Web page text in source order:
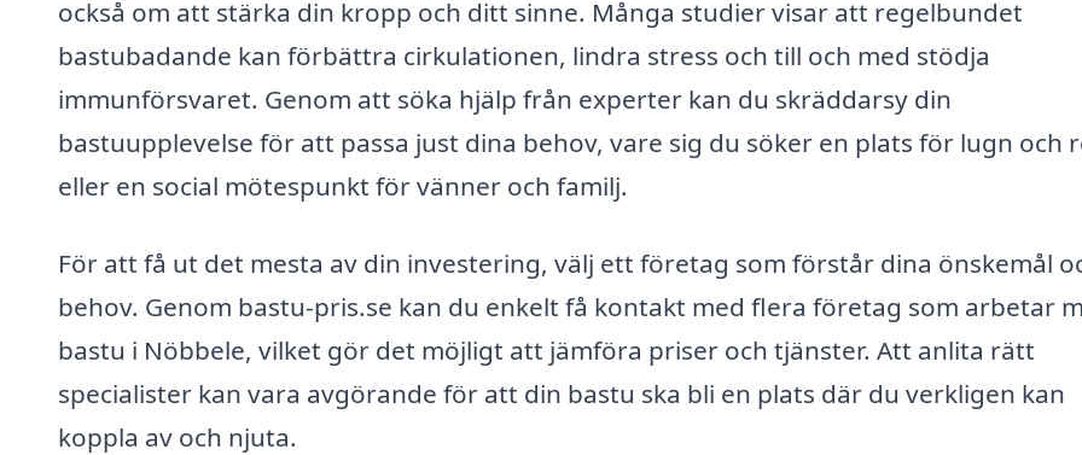
också om att stärka din kropp och ditt sinne. Många studier visar att regelbundet
bastubadande kan förbättra cirkulationen, lindra stress och till och med stödja
immunförsvaret. Genom att söka hjälp från experter kan du skräddarsy din
bastuupplevelse för att passa just dina behov, vare sig du söker en plats för lugn och
eller en social mötespunkt för vänner och familj.
För att få ut det mesta av din investering, välj ett företag som förstår dina önskemål
behov. Genom bastu-pris.se kan du enkelt få kontakt med flera företag som arbetar
bastu i Nöbbele, vilket gör det möjligt att jämföra priser och tjänster. Att anlita rätt
specialister kan vara avgörande för att din bastu ska bli en plats där du verkligen kan
koppla av och njuta.